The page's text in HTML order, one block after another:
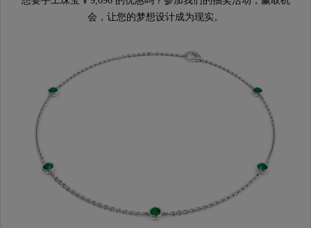
会，让您的梦想设计成为现实。